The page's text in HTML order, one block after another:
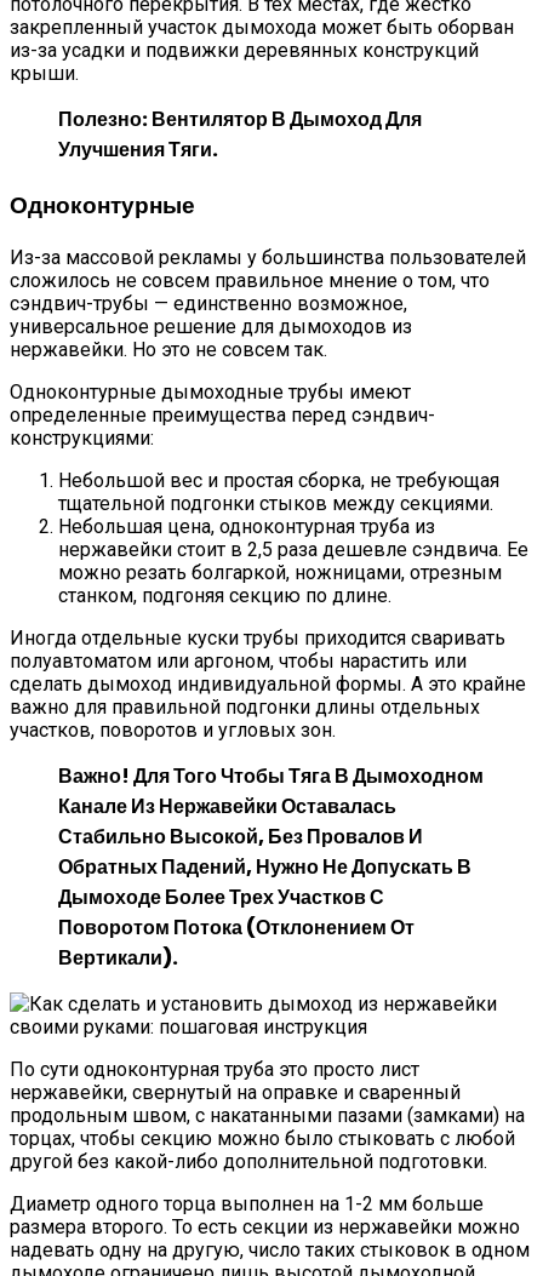
потолочного перекрытия. В тех местах, где жестко
закрепленный участок дымохода может быть оборван
из-за усадки и подвижки деревянных конструкций
крыши.
Полезно: Вентилятор В Дымоход Для
Улучшения Тяги.
Одноконтурные
Из-за массовой рекламы у большинства пользователей
сложилось не совсем правильное мнение о том, что
сэндвич-трубы — единственно возможное,
универсальное решение для дымоходов из
нержавейки. Но это не совсем так.
Одноконтурные дымоходные трубы имеют
определенные преимущества перед сэндвич-
конструкциями:
Небольшой вес и простая сборка, не требующая
тщательной подгонки стыков между секциями.
Небольшая цена, одноконтурная труба из
нержавейки стоит в 2,5 раза дешевле сэндвича. Ее
можно резать болгаркой, ножницами, отрезным
станком, подгоняя секцию по длине.
Иногда отдельные куски трубы приходится сваривать
полуавтоматом или аргоном, чтобы нарастить или
сделать дымоход индивидуальной формы. А это крайне
важно для правильной подгонки длины отдельных
участков, поворотов и угловых зон.
Важно! Для Того Чтобы Тяга В Дымоходном
Канале Из Нержавейки Оставалась
Стабильно Высокой, Без Провалов И
Обратных Падений, Нужно Не Допускать В
Дымоходе Более Трех Участков С
Поворотом Потока (отклонением От
Вертикали).
По сути одноконтурная труба это просто лист
нержавейки, свернутый на оправке и сваренный
продольным швом, с накатанными пазами (замками) на
торцах, чтобы секцию можно было стыковать с любой
другой без какой-либо дополнительной подготовки.
Диаметр одного торца выполнен на 1-2 мм больше
размера второго. То есть секции из нержавейки можно
надевать одну на другую, число таких стыковок в одном